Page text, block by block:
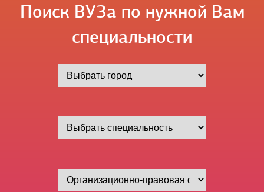
Поиск ВУЗа по нужной Вам
специальности